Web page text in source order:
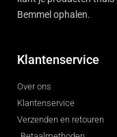
Bemmel ophalen.
Klantenservice
Over ons
Klantenservice
Verzenden en retouren